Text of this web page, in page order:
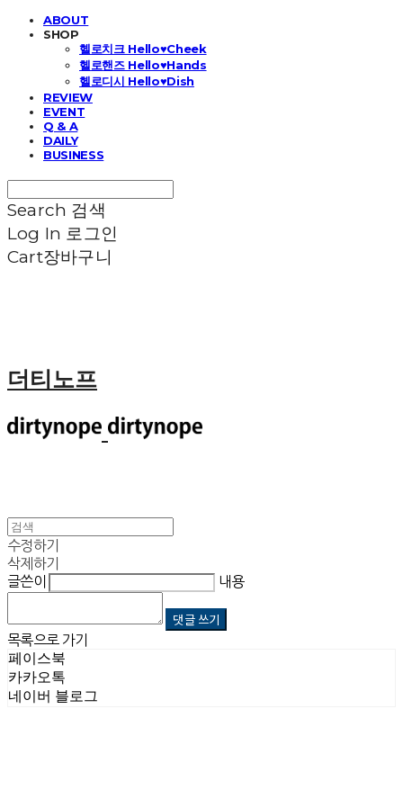
ABOUT
SHOP
헬로치크 Hello♥Cheek
헬로핸즈 Hello♥Hands
헬로디시 Hello♥Dish
REVIEW
EVENT
Q & A
DAILY
BUSINESS
Search 검색
Log In 로그인
Cart장바구니
더티노프
수정하기
삭제하기
글쓴이
내용
댓글 쓰기
목록으로 가기
페이스북
카카오톡
네이버 블로그